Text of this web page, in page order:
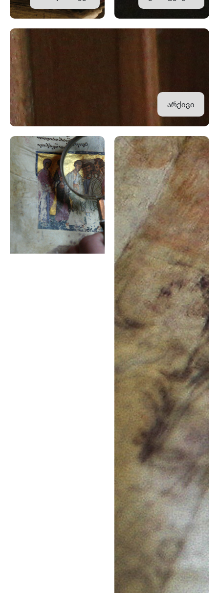
არქივი